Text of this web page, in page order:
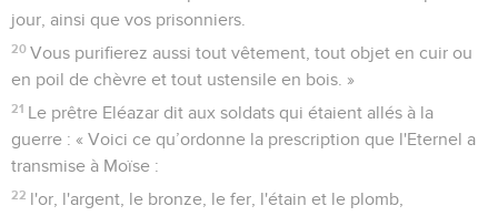
aux Lévites qui ont la garde du tabernacle de l'Eternel,
Une offrande volontaire pour Dieu
Les commandants des milliers de l'armée, les chefs de
milliers et les chefs de centaines s'approchèrent de Moïse
et lui dirent : « Tes serviteurs ont fait le compte des